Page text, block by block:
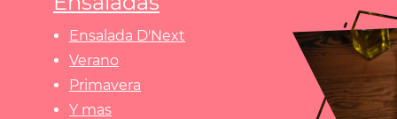
Ensalada D'Next
Verano
Primavera
Y mas